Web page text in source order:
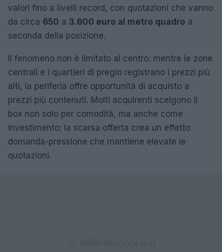
valori fino a livelli record, con quotazioni che vanno
da circa 650 a 3.600 euro al metro quadro a
seconda della posizione.
Il fenomeno non è limitato al centro: mentre le zone
centrali e i quartieri di pregio registrano i prezzi più
alti, la periferia offre opportunità di acquisto a
prezzi più contenuti. Molti acquirenti scelgono il
box non solo per comodità, ma anche come
investimento: la scarsa offerta crea un effetto
domanda-pressione che mantiene elevate le
quotazioni.